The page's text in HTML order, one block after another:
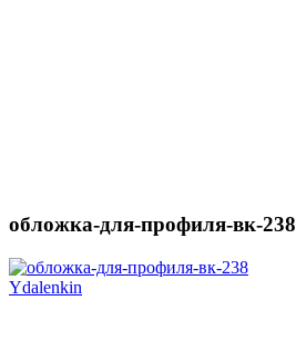
обложка-для-профиля-вк-238
Ydalenkin